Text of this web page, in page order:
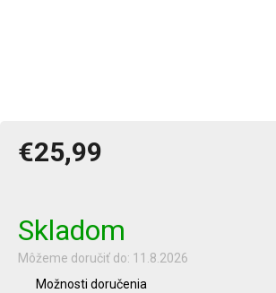
€25,99
Skladom
Môžeme doručiť do: 11.8.2026
Možnosti doručenia